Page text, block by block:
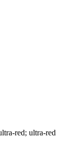
red; ultra-red